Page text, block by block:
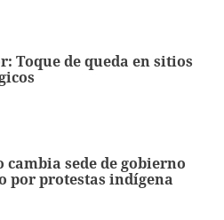
Toque de queda en sitios
cambia sede de gobierno
por protestas indígena